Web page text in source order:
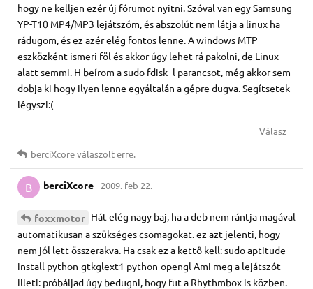
hogy ne kelljen ezér új fórumot nyitni. Szóval van egy Samsung
YP-T10 MP4/MP3 lejátszóm, és abszolút nem látja a linux ha
rádugom, és ez azér elég fontos lenne. A windows MTP
eszközként ismeri föl és akkor úgy lehet rá pakolni, de Linux
alatt semmi. H beírom a sudo fdisk -l parancsot, még akkor sem
dobja ki hogy ilyen lenne egyáltalán a gépre dugva. Segítsetek
légyszi:(
Válasz
berciXcoreválaszolt erre.
B berciXcore 2009. feb 22.
foxxmotor Hát elég nagy baj, ha a deb nem rántja magával
automatikusan a szükséges csomagokat. ez azt jelenti, hogy
nem jól lett összerakva. Ha csak ez a kettő kell: sudo aptitude
install python-gtkglext1 python-opengl Ami meg a lejátszót
illeti: próbáljad úgy bedugni, hogy fut a Rhythmbox is közben.